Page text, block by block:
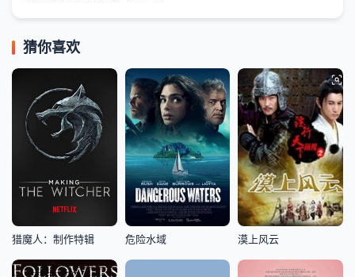
猜你喜欢
猎魔人：制作特辑 危险水域 漠上风云